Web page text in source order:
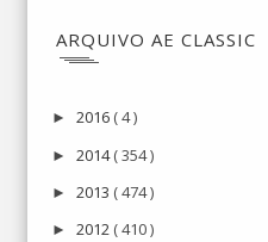
ARQUIVO AE CLASSIC
► 2016 ( 4 )
► 2014( 354 )
► 2013 ( 474 )
► 2012 ( 410 )